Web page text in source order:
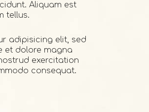
Aliquam est
tellus.
adipisicing elit, sed
et dolore magna
exercitation
consequat.